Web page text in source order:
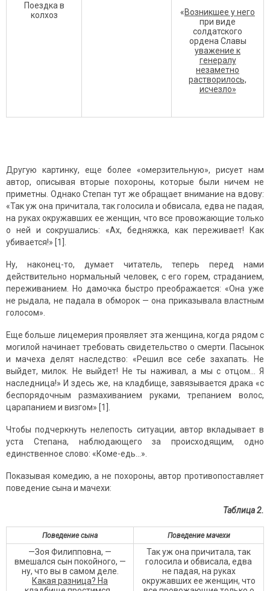
Поездка в
колхоз
«Возникшее у него
при виде
солдатского
ордена Славы
уважение к
генералу
незаметно
растворилось,
исчезло»
Другую картинку, еще более «омерзительную», рисует нам
автор, описывая вторые похороны, которые были ничем не
приметны. Однако Степан тут же обращает внимание на вдову:
«Так уж она причитала, так голосила и обвисала, едва не падая,
на руках окружавших ее женщин, что все провожающие только
о ней и сокрушались: «Ах, бедняжка, как переживает! Как
убивается!» [1].
Ну, наконец-то, думает читатель, теперь перед нами
действительно нормальный человек, с его горем, страданием,
переживанием. Но дамочка быстро преображается: «Она уже
не рыдала, не падала в обморок — она приказывала властным
голосом».
Еще больше лицемерия проявляет эта женщина, когда рядом с
могилой начинает требовать свидетельство о смерти. Пасынок
и мачеха делят наследство: «Решил все себе захапать. Не
выйдет, милок. Не выйдет! Не ты наживал, а мы с отцом… Я
наследница!» И здесь же, на кладбище, завязывается драка «с
беспорядочным размахиванием руками, трепанием волос,
царапанием и визгом» [1].
Чтобы подчеркнуть нелепость ситуации, автор вкладывает в
уста Степана, наблюдающего за происходящим, одно
единственное слово: «Коме-едь…».
Показывая комедию, а не похороны, автор противопоставляет
поведение сына и мачехи:
Таблица 2.
Поведение сына Поведение мачехи
—Зоя Филипповна, —
вмешался сын покойного, —
ну, что вы в самом деле.
Какая разница? На
Так уж она причитала, так
голосила и обвисала, едва
не падая, на руках
окружавших ее женщин, что